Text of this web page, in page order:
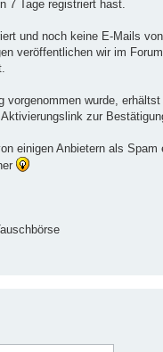
7 Tage registriert hast.
und noch keine E-Mails
veröffentlichen wir im
vorgenommen wurde,
zur
einigen Anbietern als